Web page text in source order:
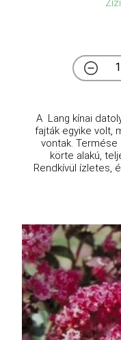
A Lang kínai
fajták egyike volt,
vontak. Termése
körte alakú,
Rendkívül ízletes,